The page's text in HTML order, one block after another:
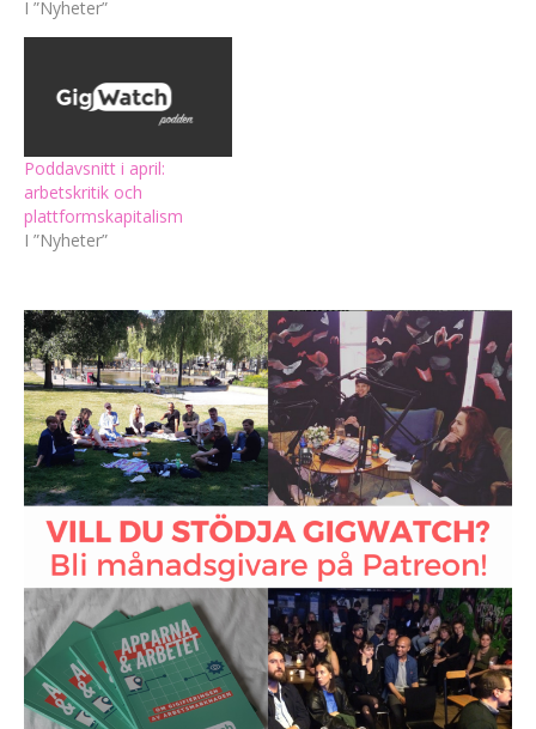
I ”Nyheter”
Poddavsnitt i april:
arbetskritik och
plattformskapitalism
I ”Nyheter”